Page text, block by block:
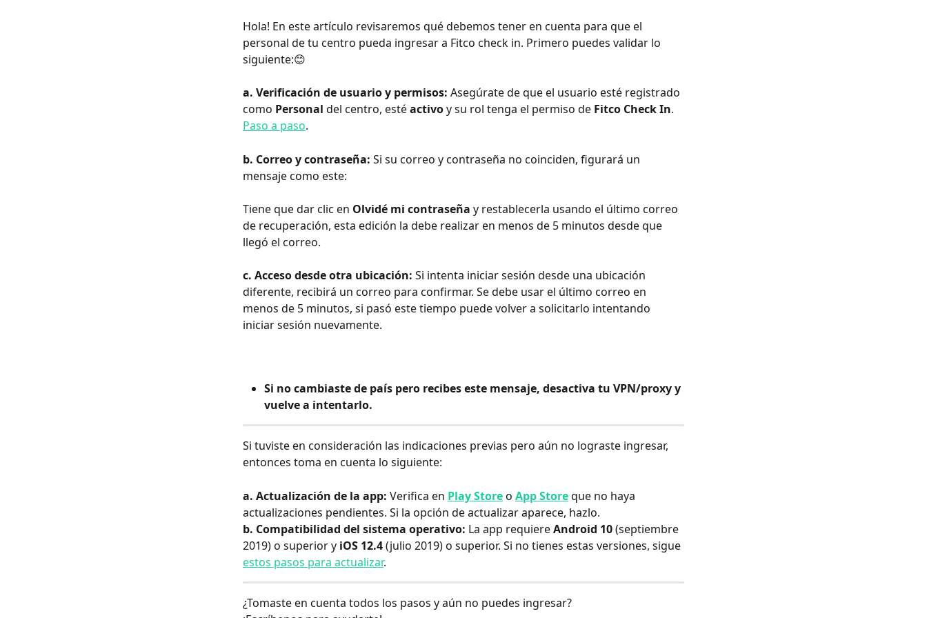
Hola! En este artículo revisaremos qué debemos tener en cuenta para que el
personal de tu centro pueda ingresar a Fitco check in. Primero puedes validar lo
siguiente:😊
a. Verificación de usuario y permisos: Asegúrate de que el usuario esté registrado
como Personal del centro, esté activo y su rol tenga el permiso de Fitco Check In.
Paso a paso.
b. Correo y contraseña: Si su correo y contraseña no coinciden, figurará un
mensaje como este:
Tiene que dar clic en Olvidé mi contraseña y restablecerla usando el último correo
de recuperación, esta edición la debe realizar en menos de 5 minutos desde que
llegó el correo.
c. Acceso desde otra ubicación: Si intenta iniciar sesión desde una ubicación
diferente, recibirá un correo para confirmar. Se debe usar el último correo en
menos de 5 minutos, si pasó este tiempo puede volver a solicitarlo intentando
iniciar sesión nuevamente.
Si no cambiaste de país pero recibes este mensaje, desactiva tu VPN/proxy y
vuelve a intentarlo.
Si tuviste en consideración las indicaciones previas pero aún no lograste ingresar,
entonces toma en cuenta lo siguiente:
a. Actualización de la app: Verifica en Play Store o App Store que no haya
actualizaciones pendientes. Si la opción de actualizar aparece, hazlo.
b. Compatibilidad del sistema operativo: La app requiere Android 10 (septiembre
2019) o superior y iOS 12.4 (julio 2019) o superior. Si no tienes estas versiones, sigue
estos pasos para actualizar.
¿Tomaste en cuenta todos los pasos y aún no puedes ingresar?